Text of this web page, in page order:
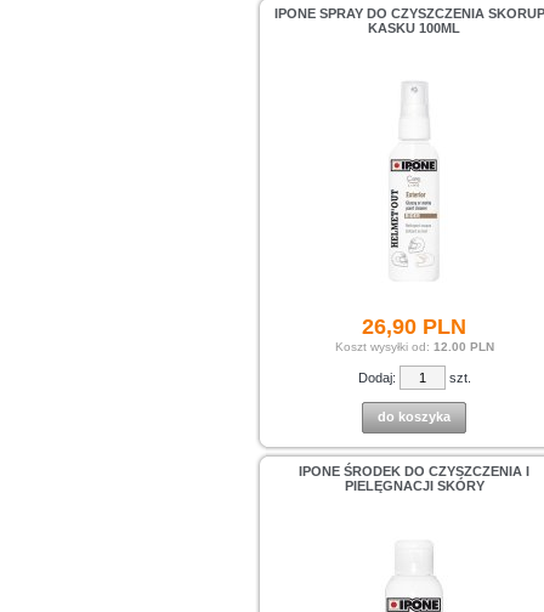
IPONE SPRAY DO CZYSZCZENIA
KASKU 100ML
26,90 PLN
Koszt wysyłki od: 12.00 PLN
Dodaj: szt.
do koszyka
IPONE ŚRODEK DO CZYSZCZENIA I
PIELĘGNACJI SKÓRY